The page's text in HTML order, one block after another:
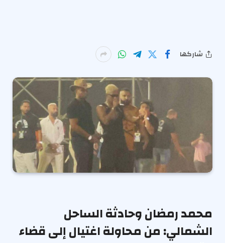
شاركها
محمد رمضان وحادثة الساحل
الشمالي: من محاولة اغتيال إلى قضاء